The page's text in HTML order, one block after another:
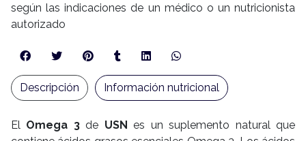
según las indicaciones de un médico o un nutricionista
autorizado
El Omega 3de USN es un suplemento natural que
Descripción Información nutricional